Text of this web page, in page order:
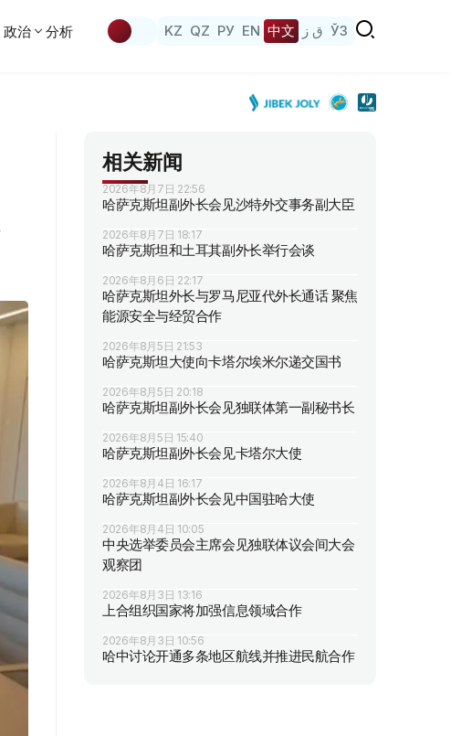
政治 分析 KZ QZ РУ EN 中文 ق ز ЎЗ
相关新闻
2026年8月7日 22:56
哈萨克斯坦副外长会见沙特外交事务副大臣
2026年8月7日 18:17
哈萨克斯坦和土耳其副外长举行会谈
2026年8月6日 22:17
哈萨克斯坦外长与罗马尼亚代外长通话 聚焦
能源安全与经贸合作
2026年8月5日 21:53
哈萨克斯坦大使向卡塔尔埃米尔递交国书
2026年8月5日 20:18
哈萨克斯坦副外长会见独联体第一副秘书长
2026年8月5日 15:40
哈萨克斯坦副外长会见卡塔尔大使
2026年8月4日 16:17
哈萨克斯坦副外长会见中国驻哈大使
2026年8月4日 10:05
中央选举委员会主席会见独联体议会间大会
观察团
2026年8月3日 13:16
上合组织国家将加强信息领域合作
2026年8月3日 10:56
哈中讨论开通多条地区航线并推进民航合作